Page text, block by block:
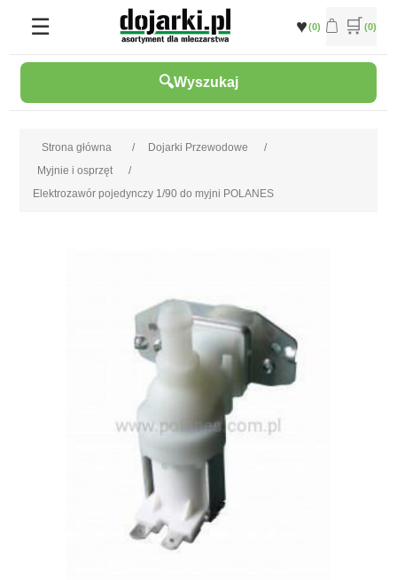
(0) (0)
Wyszukaj
Strona główna / Dojarki Przewodowe
/
Myjnie i osprzęt
/
Elektrozawór pojedynczy 1/90 do myjni POLANES